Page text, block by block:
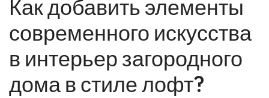
Как добавить элементы
современного искусства
в интерьер загородного
дома в стиле лофт?